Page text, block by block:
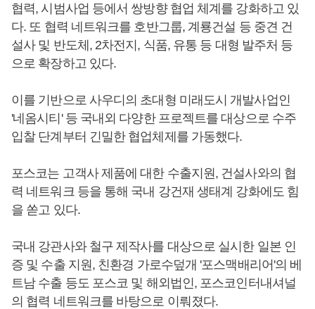
협력, 시범사업 등에서 쌍방향 협업 체계를 강화하고 있
다. 또 협력 네트워크를 호반그룹, 계룡건설 등 중견 건
설사 및 반도체, 2차전지, 식품, 유통 등 대형 발주처 등
으로 확장하고 있다.
이를 기반으로 사우디의 초대형 미래도시 개발사업인
'네옴시티' 등 국내외 다양한 프로젝트를 대상으로 수주
입찰 단계부터 긴밀한 협업체제를 가동했다.
포스코는 고객사 제품에 대한 수출지원, 건설사와의 협
력 네트워크 등을 통해 국내 강건재 생태계 강화에도 힘
을 쏟고 있다.
국내 강관사와 철구 제작사를 대상으로 실시한 일본 인
증 및 수출 지원, 친환경 가로수덮개 '포스맥배리어'의 베
트남 수출 등도 포스코 및 해외법인, 포스코인터내셔널
의 협력 네트워크를 바탕으로 이뤄졌다.